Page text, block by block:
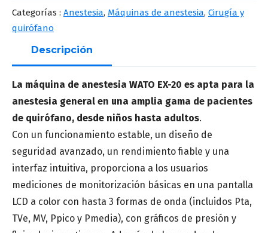
Nombre
Apellido*
Correo *
Número de teléfono*
Categorías : Anestesia, Máquinas de anestesia, Cirugía y
quirófano
Descripción
La máquina de anestesia WATO EX-20 es apta para la
anestesia general en una amplia gama de pacientes
de quirófano, desde niños hasta adultos.
Con un funcionamiento estable, un diseño de
seguridad avanzado, un rendimiento fiable y una
interfaz intuitiva, proporciona a los usuarios
mediciones de monitorización básicas en una pantalla
LCD a color con hasta 3 formas de onda (incluidos Pta,
TVe, MV, Ppico y Pmedia), con gráficos de presión y